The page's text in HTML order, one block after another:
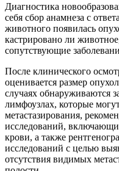
Диагностика
себя сбор анамнеза с
животного появилась
кастрировано ли
сопутствующие
После клинического
оценивается размер
случаях обнаруживаются
лимфоузлах, которые
метастазирования,
исследований,
крови, а также
исследований с целью
отсутствия видимых